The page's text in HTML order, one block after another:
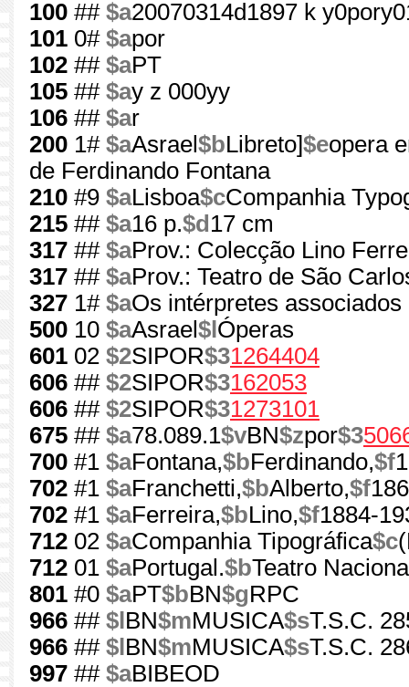
100 ## $a20070314d1897 k
101 0# $apor
102 ## $aPT
105 ## $ay z 000yy
106 ## $ar
200 1# $aAsrael $bLibreto]$eopera
de Ferdinando Fontana
210 #9 $aLisboa$cCompanhia
215 ## $a16 p.$d 17 cm
317 ## $aProv.: Colecção Lino
317 ## $aProv.: Teatro de São
327 1# $aOs intérpretes
500 10 $aAsrael $l Óperas
601 02 $2SIPOR$31264404
606 ## $2SIPOR$3162053
606 ## $2SIPOR$31273101
675 ## $a78.089.1$vBN$zpor$3
700 #1 $aFontana,$bFerdinando,$f
702 #1 $aFranchetti,$bAlberto,$f
702 #1 $aFerreira,$bLino,$f1884-
712 02 $aCompanhia Tipográfica$c
712 01 $aPortugal.$bTeatro
801 #0 $aPT$bBN$gRPC
966 ## $l BN$mMUSICA$sT.S.C.
966 ## $l BN$mMUSICA$sT.S.C.
997 ## $aBIBEOD